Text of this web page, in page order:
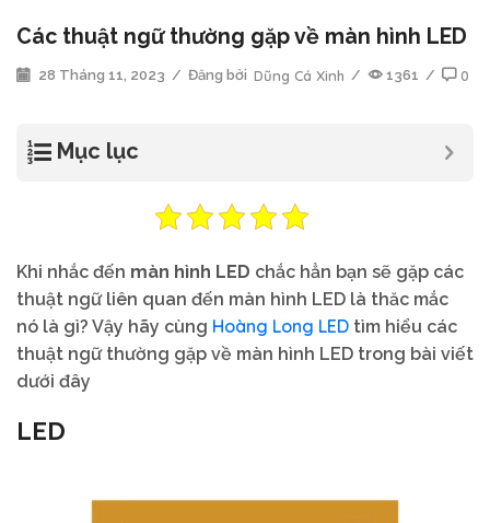
Các thuật ngữ thường gặp về màn hình LED
28 Tháng 11, 2023 / Đăng bởi Dũng Cá Xinh / 1361 / 0
Mục lục
Khi nhắc đến màn hình LED chắc hẳn bạn sẽ gặp các
thuật ngữ liên quan đến màn hình LED là thăc mắc
nó là gì? Vậy hãy cùng Hoàng Long LED tìm hiểu các
thuật ngữ thường gặp về màn hình LED trong bài viết
dưới đây
LED